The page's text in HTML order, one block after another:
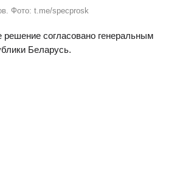
Фото: t.me/specprosk
согласовано генеральным
Беларусь.